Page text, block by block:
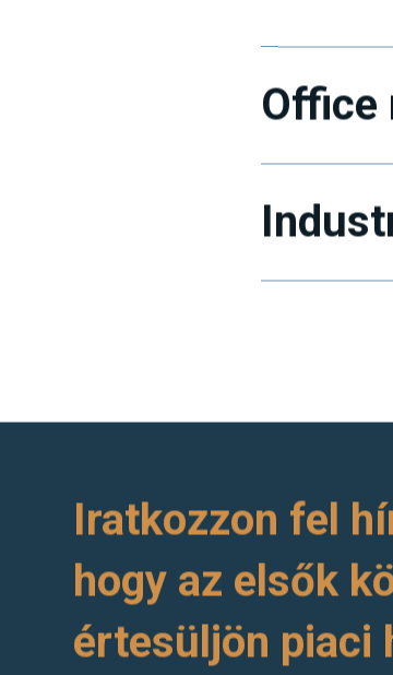
Office
Iratkozzon fel
hogy az elsők
értesüljön piaci